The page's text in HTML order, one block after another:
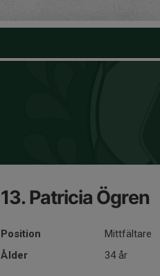
13. Patricia Ögren
Position
Mittfältare
Ålder
34 år